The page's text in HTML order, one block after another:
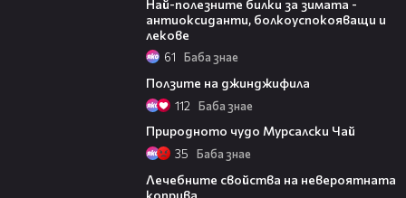
Най-полезните билки за зимата -
антиоксиданти, болкоуспокояващи и
лекове
61 Баба знае
Ползите на джинджифила
112 Баба знае
Природното чудо Мурсалски Чай
35 Баба знае
Лечебните свойства на невероятната
коприва